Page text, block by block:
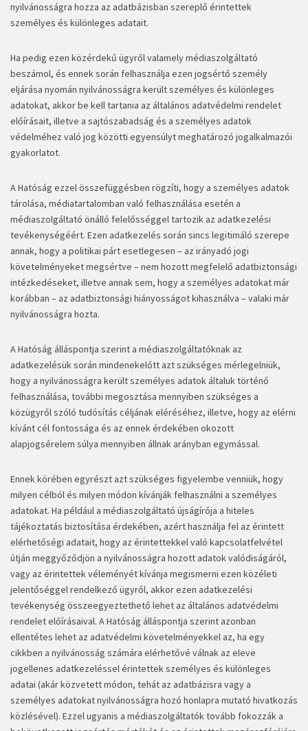
nyilvánosságra hozza az adatbázisban szereplő érintettek
személyes és különleges adatait.
Ha pedig ezen közérdekű ügyről valamely médiaszolgáltató
beszámol, és ennek során felhasználja ezen jogsértő személy
eljárása nyomán nyilvánosságra került személyes és különleges
adatokat, akkor be kell tartania az általános adatvédelmi rendelet
előírásait, illetve a sajtószabadság és a személyes adatok
védelméhez való jog közötti egyensúlyt meghatározó jogalkalmazói
gyakorlatot.
A Hatóság ezzel összefüggésben rögzíti, hogy a személyes adatok
tárolása, médiatartalomban való felhasználása esetén a
médiaszolgáltató önálló felelősséggel tartozik az adatkezelési
tevékenységéért. Ezen adatkezelés során sincs legitimáló szerepe
annak, hogy a politikai párt esetlegesen – az irányadó jogi
követelményeket megsértve – nem hozott megfelelő adatbiztonsági
intézkedéseket, illetve annak sem, hogy a személyes adatokat már
korábban – az adatbiztonsági hiányosságot kihasználva – valaki már
nyilvánosságra hozta.
A Hatóság álláspontja szerint a médiaszolgáltatóknak az
adatkezelésük során mindenekelőtt azt szükséges mérlegelniük,
hogy a nyilvánosságra került személyes adatok általuk történő
felhasználása, további megosztása mennyiben szükséges a
közügyről szóló tudósítás céljának eléréséhez, illetve, hogy az elérni
kívánt cél fontossága és az ennek érdekében okozott
alapjogsérelem súlya mennyiben állnak arányban egymással.
Ennek körében egyrészt azt szükséges figyelembe venniük, hogy
milyen célból és milyen módon kívánják felhasználni a személyes
adatokat. Ha például a médiaszolgáltató újságírója a hiteles
tájékoztatás biztosítása érdekében, azért használja fel az érintett
elérhetőségi adatait, hogy az érintettekkel való kapcsolatfelvétel
útján meggyőződjön a nyilvánosságra hozott adatok valódiságáról,
vagy az érintettek véleményét kívánja megismerni ezen közéleti
jelentőséggel rendelkező ügyről, akkor ezen adatkezelési
tevékenység összeegyeztethető lehet az általános adatvédelmi
rendelet előírásaival. A Hatóság álláspontja szerint azonban
ellentétes lehet az adatvédelmi követelményekkel az, ha egy
cikkben a nyilvánosság számára elérhetővé válnak az eleve
jogellenes adatkezeléssel érintettek személyes és különleges
adatai (akár közvetett módon, tehát az adatbázisra vagy a
személyes adatokat nyilvánosságra hozó honlapra mutató hivatkozás
közlésével). Ezzel ugyanis a médiaszolgáltatók tovább fokozzák a